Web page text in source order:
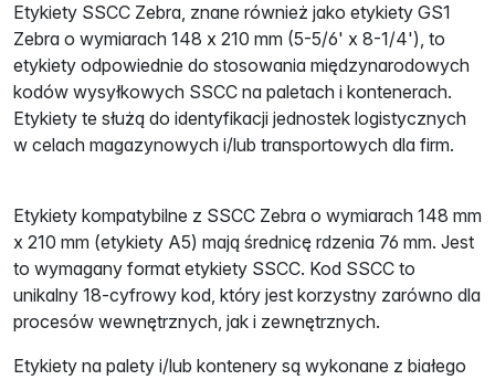
Etykiety SSCC Zebra, znane również jako etykiety GS1
Zebra o wymiarach 148 x 210 mm (5-5/6' x 8-1/4'), to
etykiety odpowiednie do stosowania międzynarodowych
kodów wysyłkowych SSCC na paletach i kontenerach.
Etykiety te służą do identyfikacji jednostek logistycznych
w celach magazynowych i/lub transportowych dla firm.
Etykiety kompatybilne z SSCC Zebra o wymiarach 148 mm
x 210 mm (etykiety A5) mają średnicę rdzenia 76 mm. Jest
to wymagany format etykiety SSCC. Kod SSCC to
unikalny 18-cyfrowy kod, który jest korzystny zarówno dla
procesów wewnętrznych, jak i zewnętrznych.
Etykiety na palety i/lub kontenery są wykonane z białego